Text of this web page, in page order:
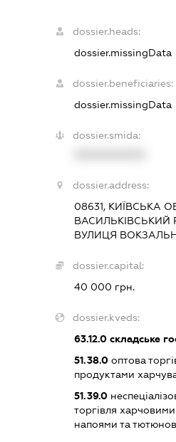
dossier.heads:
dossier.missingData
dossier.beneficiaries:
dossier.missingData
dossier.smida:
dossier.address:
08631, КИЇВСЬКА
ВАСИЛЬКІВСЬКИЙ
ВУЛИЦЯ
dossier.capital:
40 000 грн.
dossier.kveds:
63.12.0 складське
51.38.0 оптова
продуктами
51.39.0
торгівля
напоями та